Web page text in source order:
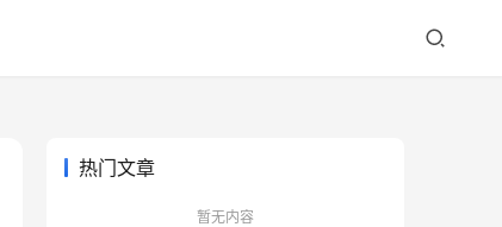
热门文章
暂无内容